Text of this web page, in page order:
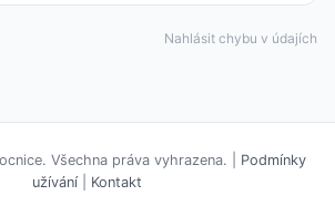
Nahlásit chybu v údajích
Všechna práva vyhrazena. | Podmínky
užívání| Kontakt